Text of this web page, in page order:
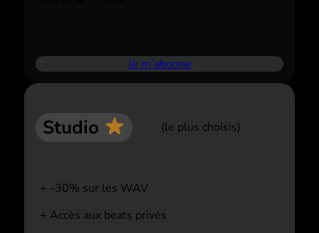
Je m’abonne
Studio (le plus choisis)
-30% sur les WAV
Accès aux beats privés